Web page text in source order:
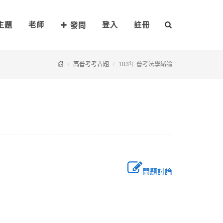
題 老師 發問 登入 註冊
高普考考古題 103年 普考法學緒論
問題討論